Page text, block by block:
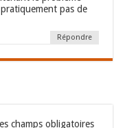
pas de
Répondre
champs obligatoires